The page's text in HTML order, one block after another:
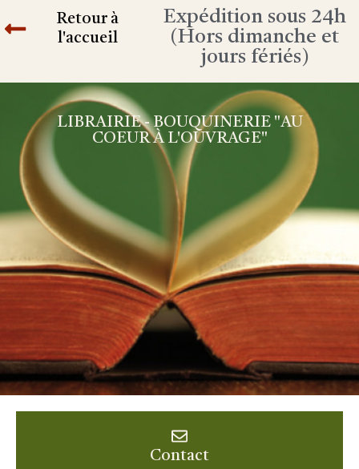
Retour à
l'accueil
Expédition sous 24h
(Hors dimanche et
jours fériés)
LIBRAIRIE - BOUQUINERIE "AU
COEUR À L'OUVRAGE"
Contact